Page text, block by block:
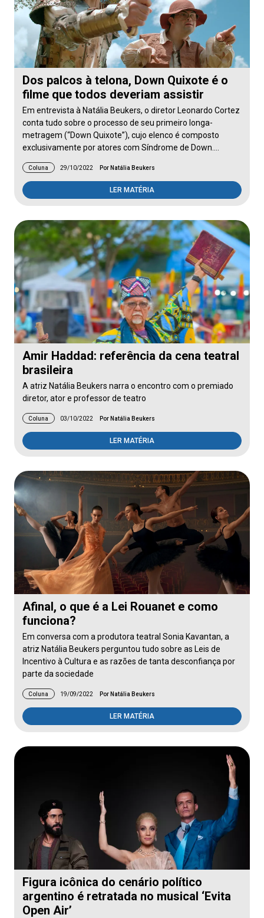
Dos palcos à telona, Down Quixote é o
filme que todos deveriam assistir
Em entrevista à Natália Beukers, o diretor Leonardo Cortez
conta tudo sobre o processo de seu primeiro longa-
metragem (“Down Quixote”), cujo elenco é composto
exclusivamente por atores com Síndrome de Down.…
Coluna 29/10/2022 Por Natália Beukers
LER MATÉRIA
Amir Haddad: referência da cena teatral
brasileira
A atriz Natália Beukers narra o encontro com o premiado
diretor, ator e professor de teatro
Coluna 03/10/2022 Por Natália Beukers
LER MATÉRIA
Afinal, o que é a Lei Rouanet e como
funciona?
Em conversa com a produtora teatral Sonia Kavantan, a
atriz Natália Beukers perguntou tudo sobre as Leis de
Incentivo à Cultura e as razões de tanta desconfiança por
parte da sociedade
Coluna 19/09/2022 Por Natália Beukers
LER MATÉRIA
Figura icônica do cenário político
argentino é retratada no musical ‘Evita
Open Air’